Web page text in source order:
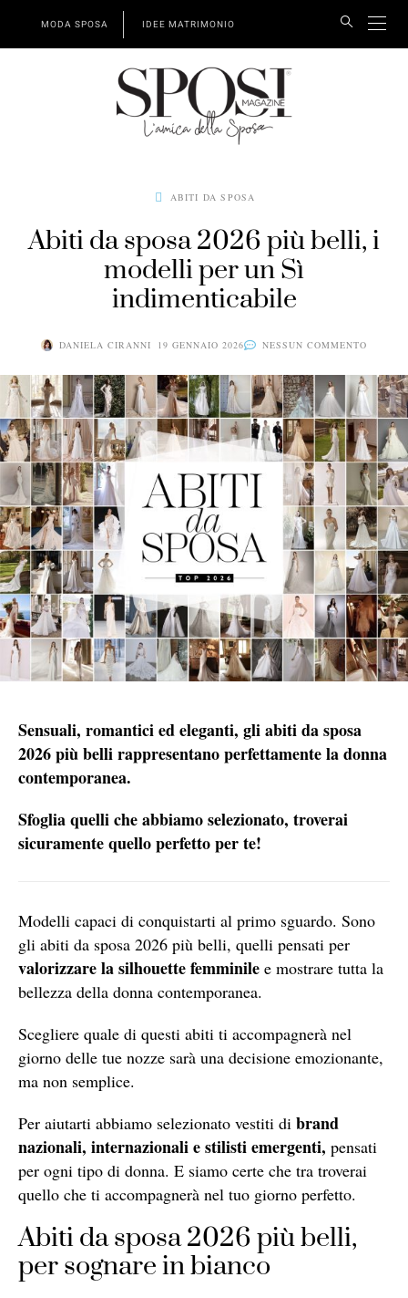
MODA SPOSA IDEE MATRIMONIO
ABITI DA SPOSA
Abiti da sposa 2026 più belli, i
modelli per un Sì
indimenticabile
DANIELA CIRANNI 19 GENNAIO 2026 NESSUN COMMENTO
Sensuali, romantici ed eleganti, gli abiti da sposa
2026 più belli rappresentano perfettamente la donna
contemporanea.
Sfoglia quelli che abbiamo selezionato, troverai
sicuramente quello perfetto per te!
Modelli capaci di conquistarti al primo sguardo. Sono
gli abiti da sposa 2026 più belli, quelli pensati per
valorizzare la silhouette femminile e mostrare tutta la
bellezza della donna contemporanea.
Scegliere quale di questi abiti ti accompagnerà nel
giorno delle tue nozze sarà una decisione emozionante,
ma non semplice.
Per aiutarti abbiamo selezionato vestiti di brand
nazionali, internazionali e stilisti emergenti, pensati
per ogni tipo di donna. E siamo certe che tra troverai
quello che ti accompagnerà nel tuo giorno perfetto.
Abiti da sposa 2026 più belli,
per sognare in bianco